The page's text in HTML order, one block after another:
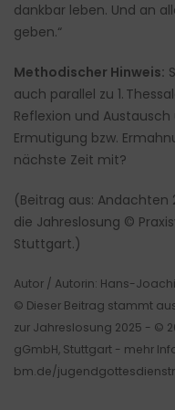
dankbar leben. Und an
geben.“
Methodischer Hinweis:
auch parallel zu 1.
Reflexion und
Ermutigung bzw.
nächste Zeit mit?
(Beitrag aus: Andachten
die Jahreslosung ©
Stuttgart.)
Autor / Autorin: Hans-
© Dieser Beitrag stammt
zur Jahreslosung 2025 - ©
gGmbH, Stuttgart - mehr
bm.de/